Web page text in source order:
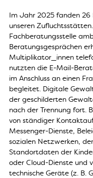
Im Jahr 2025 fanden 26
unseren
Fachberatungsstelle
Beratungsgesprächen
Multiplikator_innen
nutzten die E-Mail-
im Anschluss an einen
begleitet. Digitale
der geschilderten
nach der Trennung fort.
von ständiger
Messenger-Dienste,
sozialen Netzwerken,
Standortdaten der
oder Cloud-Dienste und
technische Geräte (z. B.